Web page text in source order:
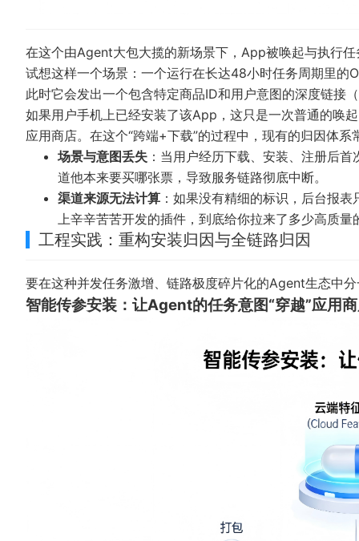
在这个由Agent大包大揽的新场景下，App被唤起与执行
试想这样一个场景：一个运行在长达48小时任务周期里
此时它会发出一个包含特定商品ID和用户意图的深度链接
如果用户手机上已经安装了该App，这只是一次普通的唤
应用商店。在这个“跨端+下载”的过程中，现有的归因体系
场景与意图丢失 ：当用户经历下载、安装、注册后
道他本来要买哪张票，导致服务链路彻底中断。
渠道来源无法计算 ：如果没有精细的标识，后台报
上辛辛苦苦开发的插件，到底给你拉来了多少高质量
工程实践：重构安装归因与全链路归因
要在这种并发任务激增、链路极度碎片化的Agent生态中
智能传参安装：让Agent的任务意图“穿越”应用